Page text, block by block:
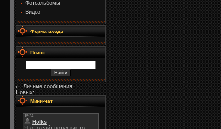
Фотоальбомы
Видео
Форма входа
Поиск
Личные сообщения
Новых:
Мини-чат